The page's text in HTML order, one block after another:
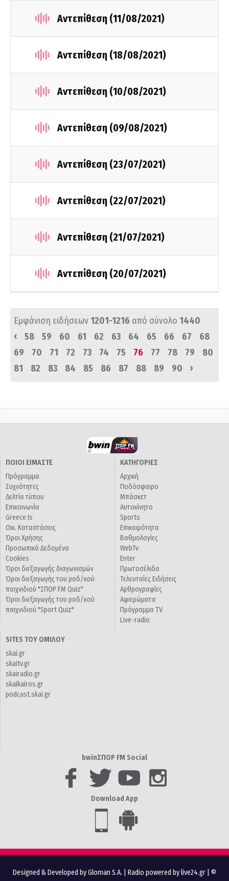
Αντεπίθεση (11/08/2021)
Αντεπίθεση (18/08/2021)
Αντεπίθεση (10/08/2021)
Αντεπίθεση (09/08/2021)
Αντεπίθεση (23/07/2021)
Αντεπίθεση (22/07/2021)
Αντεπίθεση (21/07/2021)
Αντεπίθεση (20/07/2021)
Εμφάνιση ειδήσεων1201-1216 από σύνολο 1440
‹
58 59 60 61 62 63 64 65 66 67
68
69
70 71 72 73 74 75 76 77 78 79
80
81
82 83 84 85 86 87 88 89 90 ›
ΠΟΙΟΙ ΕΙΜΑΣΤΕ
Πρόγραμμα
Συχνότητες
Δελτία τύπου
Επικοινωνία
Greece Is
Οικ. Καταστάσεις
Όροι Χρήσης
Προσωπικά Δεδομένα
Cookies
Όροι διεξαγωγής διαγωνισμών
Όροι διεξαγωγής του ραδ/κού
παιχνιδιού "ΣΠΟΡ FM Quiz"
Όροι διεξαγωγής του ραδ/κού
παιχνιδιού "Sport Quiz"
ΚΑΤΗΓΟΡΙΕΣ
Αρχική
Ποδόσφαιρο
Μπάσκετ
Αυτοκίνητο
Sports
Επικαιρότητα
Βαθμολογίες
WebTv
Enter
Πρωτοσέλιδα
Τελευταίες Ειδήσεις
Αρθρογραφίες
Αφιερώματα
Πρόγραμμα TV
Live-radio
SITES ΤΟΥ ΟΜΙΛΟΥ
skai.gr
skaitv.gr
skairadio.gr
skaikairos.gr
podcast.skai.gr
bwinΣΠΟΡ FM Social
Download App
Designed & Developed by Gloman S.A. Radio powered by live24.gr | ©